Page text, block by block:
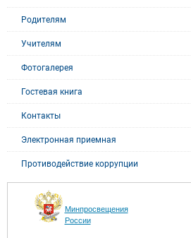
Родителям
Учителям
Фотогалерея
Гостевая книга
Контакты
Электронная приемная
Противодействие коррупции
Минпросвещения
России